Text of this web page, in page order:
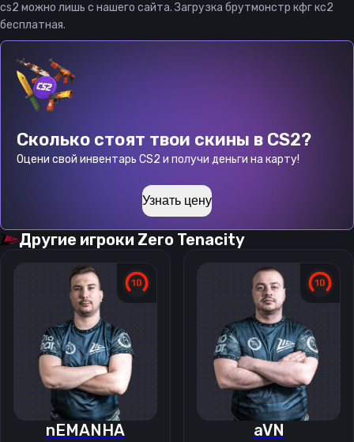
cs2 можно лишь с нашего сайта. Загрузка брутмонстр кфг кс2
бесплатная.
Сколько стоят твои скины в CS2?
Оцени свой инвентарь CS2 и получи деньги на карту!
Узнать цену
Другие игроки Zero Tenacity
nEMANHA aVN